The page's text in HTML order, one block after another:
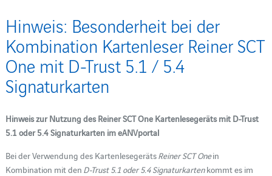
Hinweis: Besonderheit bei der
Kombination Kartenleser Reiner SCT
One mit D-Trust 5.1 / 5.4
Signaturkarten
Hinweis zur Nutzung des Reiner SCT One Kartenlesegeräts mit D-Trust
5.1 oder 5.4 Signaturkarten im eANVportal
Bei der Verwendung des KartenlesegerätsReiner SCT Onein
Kombination mit den D-Trust 5.1 oder 5.4 Signaturkartenkommt es im